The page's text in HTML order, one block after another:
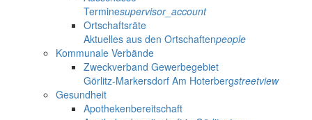
Terminesupervisor_account
Ortschaftsräte
Aktuelles aus den Ortschaftenpeople
Kommunale Verbände
Zweckverband Gewerbegebiet
Görlitz-Markersdorf Am Hoterbergstreetview
Gesundheit
Apothekenbereitschaft